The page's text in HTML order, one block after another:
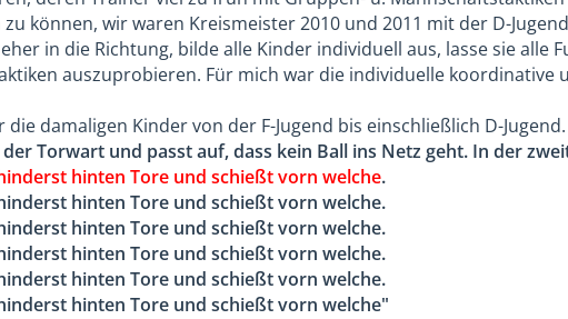
Wechseltechnik, niemand fühlte sich benachteiligt. Ich habe
ausgebildet. Jeder war auf dem Spielfeld für alles zuständig.
(völlig falsche Bezeichnung für weit entwickelte Kinder) fehlten,
die Lücke sehr gut schließen. Noch besser wurde es, als 6
höherklassigen Vereinen wechselten. Die verbleibenden
Spaß am Fußball und sind mittlerweile im Seniorenbereich die
können, wir waren Kreismeister 2010 und 2011 mit der D-
in die Richtung, bilde alle Kinder individuell aus, lasse sie alle
auszuprobieren. Für mich war die individuelle koordinative
damaligen Kinder von der F-Jugend bis einschließlich D-Jugend.
Torwart und passt auf, dass kein Ball ins Netz geht. In der
hinten Tore und schießt vorn welche.
hinten Tore und schießt vorn welche.
hinten Tore und schießt vorn welche.
hinten Tore und schießt vorn welche.
hinten Tore und schießt vorn welche.
hinten Tore und schießt vorn welche"